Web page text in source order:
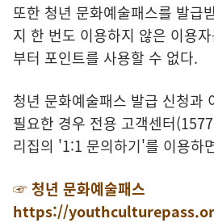
또한 청년 문화예술패스를 발급
지 한 번도 이용하지 않은 이용
부터 포인트를 사용할 수 없다.
청년 문화예술패스 발급 신청과
필요한 경우 전용 고객센터
리집의 '1:1 문의하기'를 이용하
☞ 청년 문화예술패스
https://